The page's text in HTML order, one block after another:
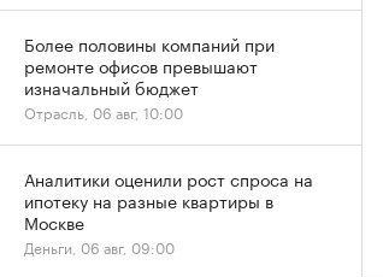
Более половины компаний при
ремонте офисов превышают
изначальный бюджет
Отрасль, 06 авг, 10:00
Аналитики оценили рост спроса на
ипотеку на разные квартиры в
Москве
Деньги, 06 авг, 09:00